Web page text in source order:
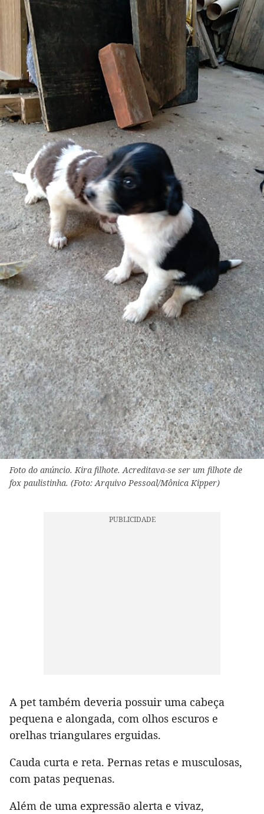
Foto do anúncio. Kira filhote. Acreditava-se ser um filhote de
fox paulistinha. (Foto: Arquivo Pessoal/Mônica Kipper)
A pet também deveria possuir uma cabeça
pequena e alongada, com olhos escuros e
orelhas triangulares erguidas.
Cauda curta e reta. Pernas retas e musculosas,
com patas pequenas.
Além de uma expressão alerta e vivaz,